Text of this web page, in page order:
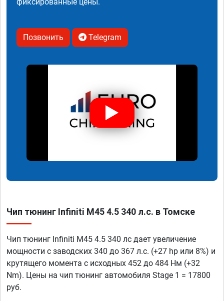
Позвонить Telegram
Чип тюнинг Infiniti M45 4.5 340 л.с. в Томске
Чип тюнинг Infiniti M45 4.5 340 лс дает увеличение
мощности с заводских 340 до 367 л.с. (+27 hp или 8%) и
крутящего момента с исходных 452 до 484 Нм (+32
Nm). Цены на чип тюнинг автомобиля Stage 1 = 17800
руб.